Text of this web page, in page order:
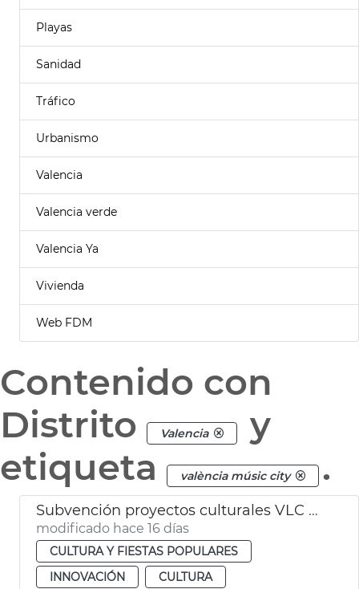
Playas
Sanidad
Tráfico
Urbanismo
Valencia
Valencia verde
Valencia Ya
Vivienda
Web FDM
Contenido con
Distrito
Valencia
y
etiqueta
valència músic city .
Subvención proyectos culturales VLC Music City
modificado hace 16 días
CULTURA Y FIESTAS POPULARES
INNOVACIÓN
CULTURA